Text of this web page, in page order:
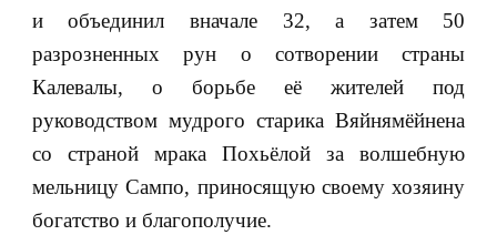
и объединил вначале 32, а затем 50
разрозненных рун о сотворении страны
Калевалы, о борьбе её жителей под
руководством мудрого старика Вяйнямёйнена
со страной мрака Похьёлой за волшебную
мельницу Сампо, приносящую своему хозяину
богатство и благополучие.